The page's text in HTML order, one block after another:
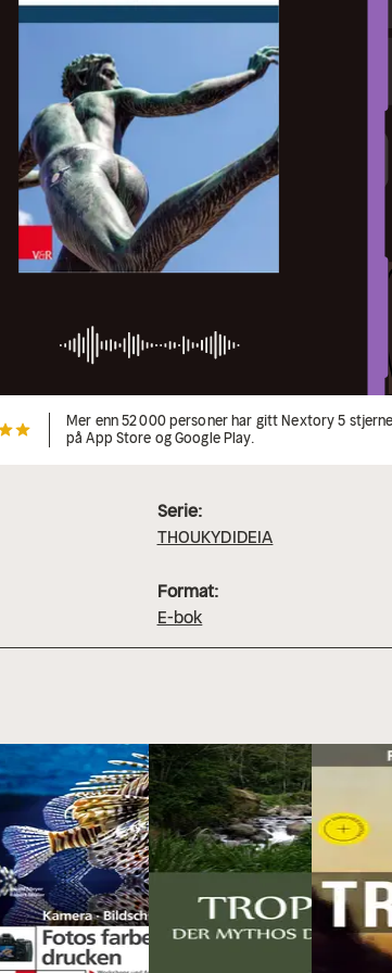
Mer enn 52 000 personer har gitt Nextory 5
på App Store og Google Play.
Serie:
THOUKYDIDEIA
Format:
E-bok